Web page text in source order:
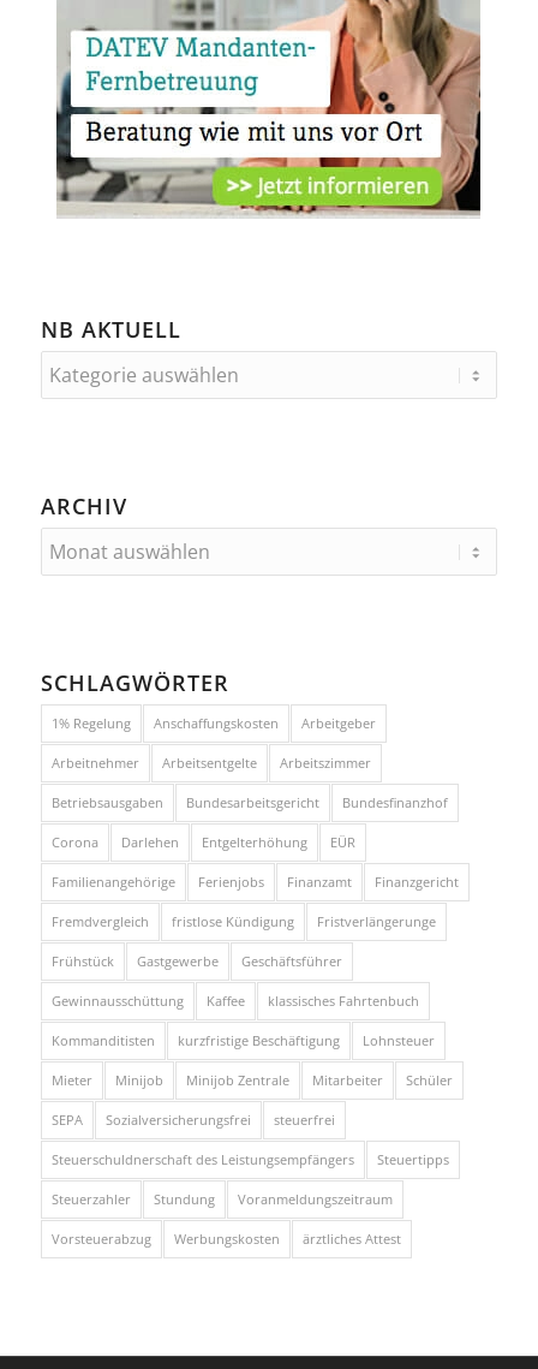
NB AKTUELL
ARCHIV
SCHLAGWÖRTER
1% Regelung Anschaffungskosten Arbeitgeber
Arbeitnehmer Arbeitsentgelte Arbeitszimmer
Betriebsausgaben Bundesarbeitsgericht Bundesfinanzhof
Corona Darlehen Entgelterhöhung EÜR
Familienangehörige Ferienjobs Finanzamt Finanzgericht
Fremdvergleich fristlose Kündigung Fristverlängerunge
Frühstück Gastgewerbe Geschäftsführer
Gewinnausschüttung Kaffee klassisches Fahrtenbuch
Kommanditisten kurzfristige Beschäftigung Lohnsteuer
Mieter Minijob Minijob Zentrale Mitarbeiter Schüler
SEPA Sozialversicherungsfrei steuerfrei
Steuerschuldnerschaft des Leistungsempfängers Steuertipps
Steuerzahler Stundung Voranmeldungszeitraum
Vorsteuerabzug Werbungskosten ärztliches Attest